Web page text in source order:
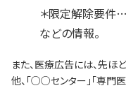
＊限定解除要件
などの情報。
また、医療広告には、先ほ
他、「○○センター」「専門